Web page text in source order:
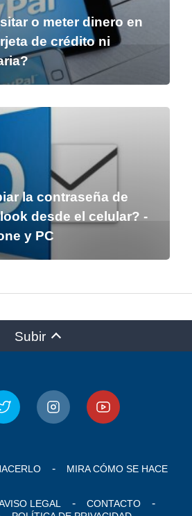
o meter dinero en
de crédito ni
la contraseña de
desde el celular? -
y PC
Subir
MIRA CÓMO SE HACE
LEGAL
CONTACTO